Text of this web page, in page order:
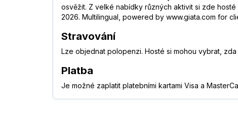
osvěžit. Z velké nabídky různých aktivit si zde
2026. Multilingual, powered by www.giata.com for
Stravování
Lze objednat polopenzi. Hosté si mohou vybrat,
Platba
Je možné zaplatit platebními kartami Visa a